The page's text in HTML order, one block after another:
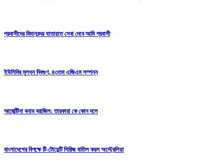
প্রবাসীদের বিমানবন্দর যাতায়াত সেবা দেবে আমি প্রবাসী
ইউসিবির মূলধন দ্বিগুণ, ৪৩তম এজিএম সম্পন্ন
আর্জেন্টিনা বনাম ব্রাজিল: তারকারা কে কোন দলে
বাংলাদেশের বিপক্ষে টি-টোয়েন্টি সিরিজ বাতিল করল অস্ট্রেলিয়া